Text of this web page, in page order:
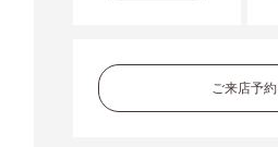
ご来店予約